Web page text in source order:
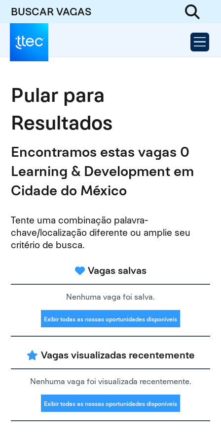
BUSCAR VAGAS
Pular para
Resultados
Encontramos estas vagas 0
Learning & Development em
Cidade do México
Tente uma combinação palavra-
chave/localização diferente ou amplie seu
critério de busca.
Vagas salvas
Nenhuma vaga foi salva.
Exibir todas as nossas oportunidades disponíveis
Vagas visualizadas recentemente
Nenhuma vaga foi visualizada recentemente.
Exibir todas as nossas oportunidades disponíveis